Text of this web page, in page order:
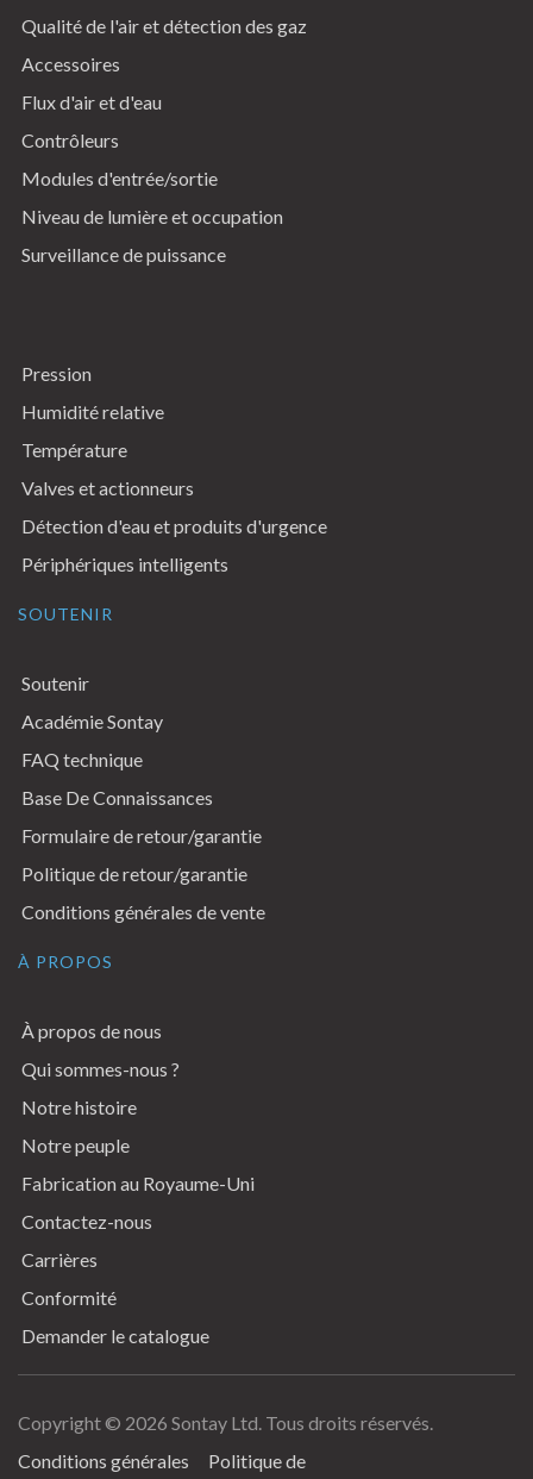
Qualité de l'air et détection des gaz
Accessoires
Flux d'air et d'eau
Contrôleurs
Modules d'entrée/sortie
Niveau de lumière et occupation
Surveillance de puissance
Pression
Humidité relative
Température
Valves et actionneurs
Détection d'eau et produits d'urgence
Périphériques intelligents
SOUTENIR
Soutenir
Académie Sontay
FAQ technique
Base De Connaissances
Formulaire de retour/garantie
Politique de retour/garantie
Conditions générales de vente
À PROPOS
À propos de nous
Qui sommes-nous ?
Notre histoire
Notre peuple
Fabrication au Royaume-Uni
Contactez-nous
Carrières
Conformité
Demander le catalogue
Copyright © 2026 Sontay Ltd. Tous droits réservés.
Terms & Conditions
Conditions générales Politique de